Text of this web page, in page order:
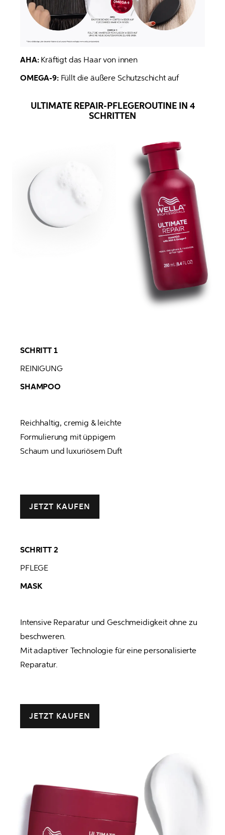
AHA: Kräftigt das Haar von innen
OMEGA-9: Füllt die äußere Schutzschicht auf
ULTIMATE REPAIR-PFLEGEROUTINE IN 4
SCHRITTEN
SCHRITT 1
REINIGUNG
SHAMPOO
Reichhaltig, cremig & leichte
Formulierung mit üppigem
Schaum und luxuriösem Duft
JETZT KAUFEN
SCHRITT 2
MASK
Intensive Reparatur und Geschmeidigkeit ohne zu
beschweren.
Mit adaptiver Technologie für eine personalisierte
Reparatur.
JETZT KAUFEN